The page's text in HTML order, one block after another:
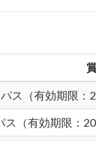
ス（有効期限：
（有効期限：